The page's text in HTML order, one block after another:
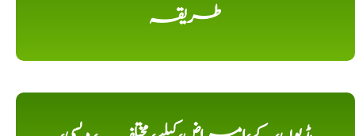
طریقہ